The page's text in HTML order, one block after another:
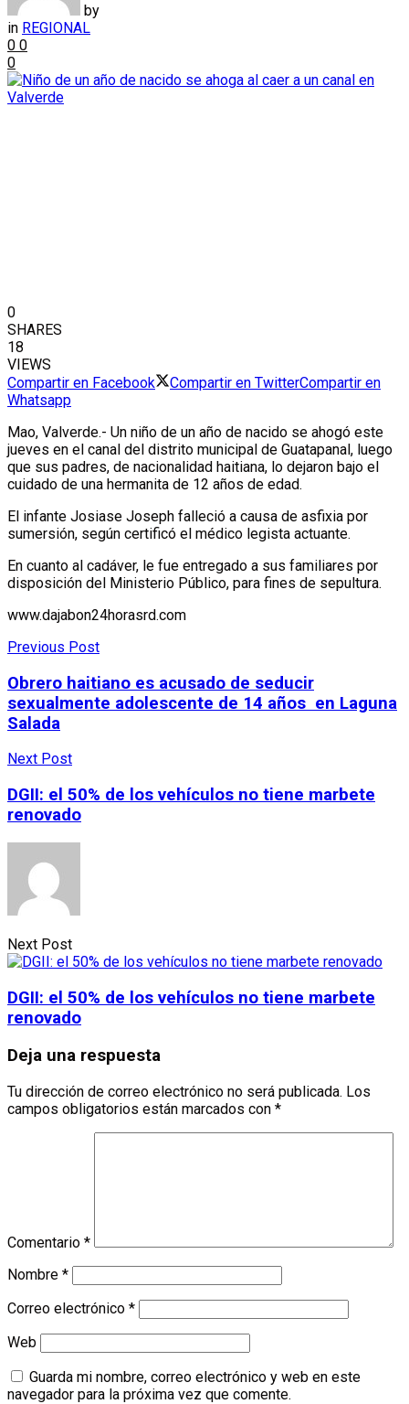
by
in REGIONAL
0 0
0
0
SHARES
18
VIEWS
Compartir en Facebook
Compartir en TwitterCompartir en
Whatsapp
Mao, Valverde.- Un niño de un año de nacido se ahogó este
jueves en el canal del distrito municipal de Guatapanal, luego
que sus padres, de nacionalidad haitiana, lo dejaron bajo el
cuidado de una hermanita de 12 años de edad.
El infante Josiase Joseph falleció a causa de asfixia por
sumersión, según certificó el médico legista actuante.
En cuanto al cadáver, le fue entregado a sus familiares por
disposición del Ministerio Público, para fines de sepultura.
www.dajabon24horasrd.com
Previous Post
Obrero haitiano es acusado de seducir
sexualmente adolescente de 14 años en Laguna
Salada
Next Post
DGII: el 50% de los vehículos no tiene marbete
renovado
Next Post
DGII: el 50% de los vehículos no tiene marbete
renovado
Deja una respuesta
Tu dirección de correo electrónico no será publicada. Los
campos obligatorios están marcados con *
Comentario *
Nombre *
Correo electrónico *
Web
Guarda mi nombre, correo electrónico y web en este
navegador para la próxima vez que comente.